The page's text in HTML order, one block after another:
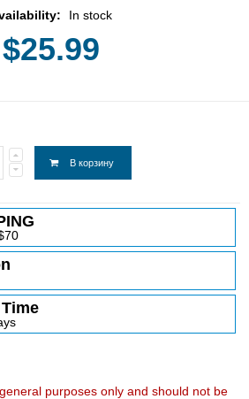
In stock
$25.99
В корзину
purposes only and should not be